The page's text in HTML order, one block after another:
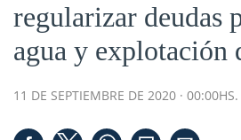
regularizar deudas
agua y explotación
11 DE SEPTIEMBRE DE 2020 · 00:00HS.